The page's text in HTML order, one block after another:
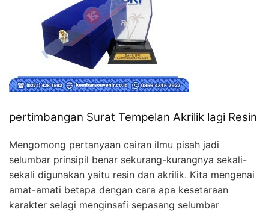
pertimbangan Surat Tempelan Akrilik lagi Resin
Mengomong pertanyaan cairan ilmu pisah jadi
selumbar prinsipil benar sekurang-kurangnya sekali-
sekali digunakan yaitu resin dan akrilik. Kita mengenai
amat-amati betapa dengan cara apa kesetaraan
karakter selagi menginsafi sepasang selumbar